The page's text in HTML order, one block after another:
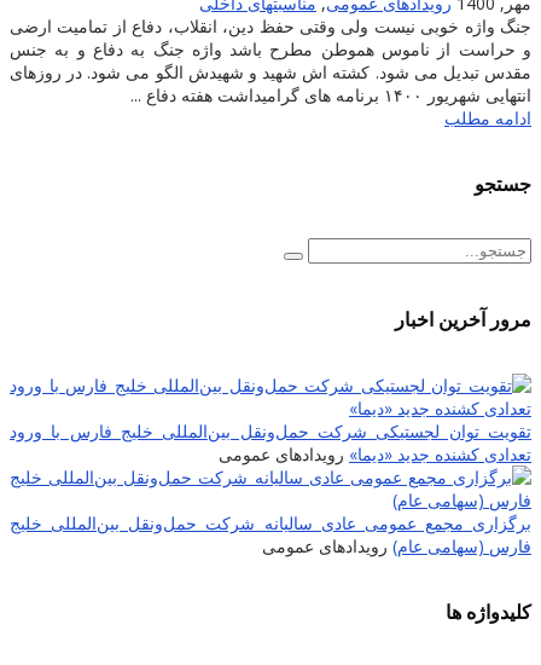
جنگ واژه خوبی نیست ولی وقتی حفظ دین، انقلاب، دفاع از تمامیت ارضی
و حراست از ناموس هموطن مطرح باشد واژه جنگ به دفاع و به جنس
مقدس تبدیل می شود. کشته اش شهید و شهیدش الگو می شود. در روزهای
انتهایی شهریور ۱۴۰۰ برنامه های گرامیداشت هفته دفاع ...
ادامه مطلب
جستجو
مرور آخرین اخبار
تقویت توان لجستیکی شرکت حمل‌ونقل بین‌المللی خلیج فارس با ورود
تعدادی کشنده جدید «دیما» رویدادهای عمومی
برگزاری مجمع عمومی عادی سالیانه شرکت حمل‌ونقل بین‌المللی خلیج
فارس (سهامی عام) رویدادهای عمومی
کلیدواژه ها